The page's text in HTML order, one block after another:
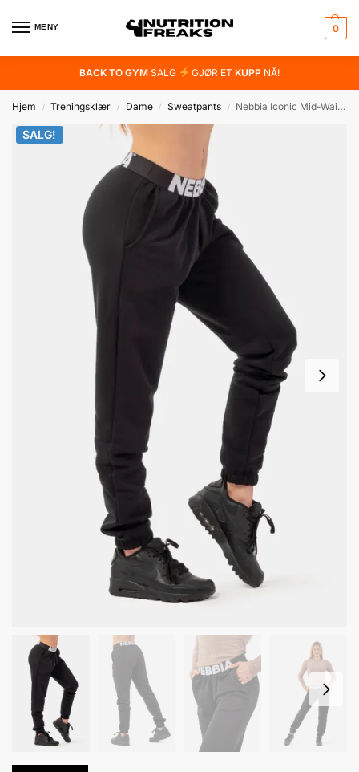
MENY 0
BACK TO GYMSALG GJØR ET KUPP NÅ!
Hjem / Treningsklær / Dame / Sweatpants / Nebbia Iconic Mid-Waist Sweatpants
SALG!